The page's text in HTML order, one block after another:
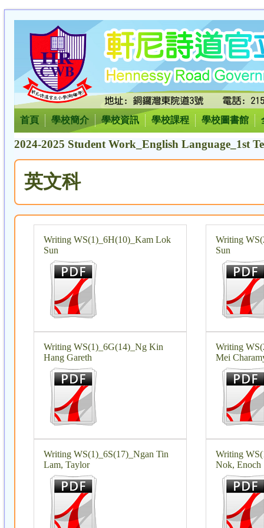
首頁 學校簡介 學校資訊 學校課程 學校圖書館
2024-2025 Student Work_English Language_1st
英文科
Writing WS(1)_6H(10)_Kam Lok
Sun
Writing
Sun
Writing WS(1)_6G(14)_Ng Kin
Hang Gareth
Writing
Mei
Writing WS(1)_6S(17)_Ngan Tin
Lam, Taylor
Writing
Nok, Enoch